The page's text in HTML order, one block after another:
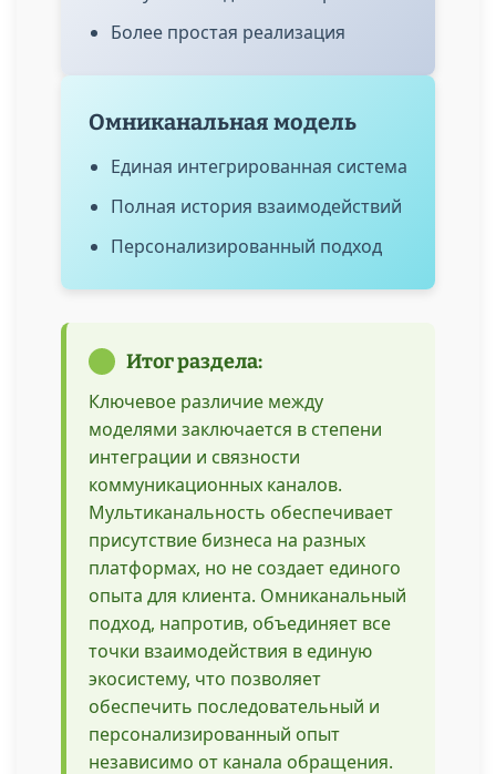
Более простая реализация
Омниканальная модель
Единая интегрированная система
Полная история взаимодействий
Персонализированный подход
Итог раздела:
Ключевое различие между
моделями заключается в степени
интеграции и связности
коммуникационных каналов.
Мультиканальность обеспечивает
присутствие бизнеса на разных
платформах, но не создает единого
опыта для клиента. Омниканальный
подход, напротив, объединяет все
точки взаимодействия в единую
экосистему, что позволяет
обеспечить последовательный и
персонализированный опыт
независимо от канала обращения.